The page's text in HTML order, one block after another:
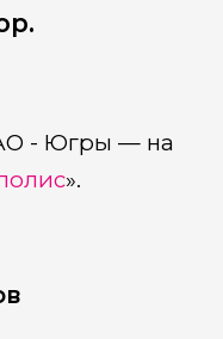
- Югры — на
».